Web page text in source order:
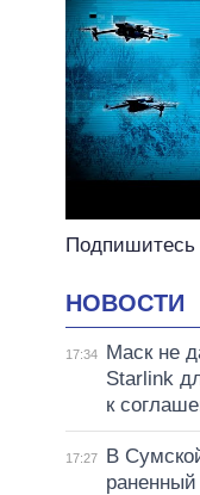
Подпишитесь
НОВОСТИ
17:34
Маск не
Starlink
к
17:27
В
раненный